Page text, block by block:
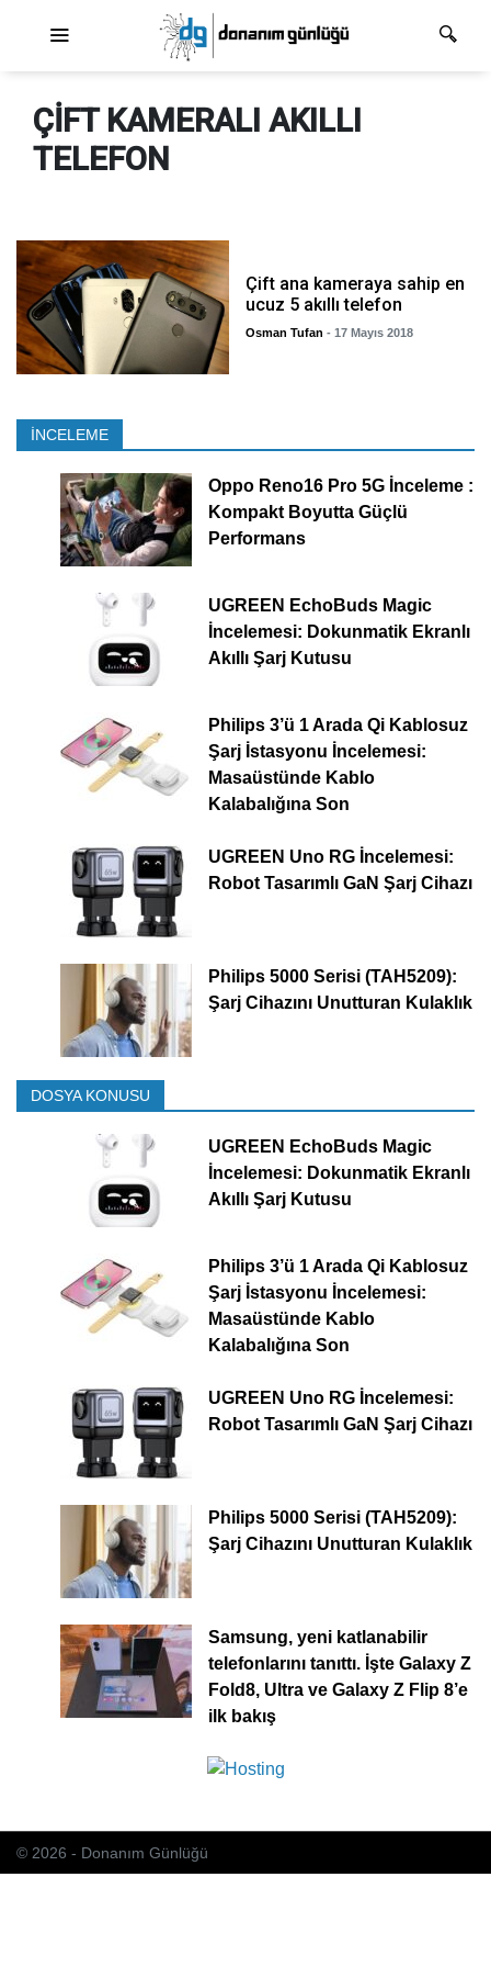
ÇIFT KAMERALI AKILLI
TELEFON
Çift ana kameraya sahip en
ucuz 5 akıllı telefon
Osman Tufan - 17 Mayıs 2018
İNCELEME
Oppo Reno16 Pro 5G İnceleme :
Kompakt Boyutta Güçlü
Performans
UGREEN EchoBuds Magic
İncelemesi: Dokunmatik Ekranlı
Akıllı Şarj Kutusu
Philips 3’ü 1 Arada Qi Kablosuz
Şarj İstasyonu İncelemesi:
Masaüstünde Kablo
Kalabalığına Son
UGREEN Uno RG İncelemesi:
Robot Tasarımlı GaN Şarj Cihazı
Philips 5000 Serisi (TAH5209):
Şarj Cihazını Unutturan Kulaklık
DOSYA KONUSU
UGREEN EchoBuds Magic
İncelemesi: Dokunmatik Ekranlı
Akıllı Şarj Kutusu
Philips 3’ü 1 Arada Qi Kablosuz
Şarj İstasyonu İncelemesi:
Masaüstünde Kablo
Kalabalığına Son
UGREEN Uno RG İncelemesi:
Robot Tasarımlı GaN Şarj Cihazı
Philips 5000 Serisi (TAH5209):
Şarj Cihazını Unutturan Kulaklık
Samsung, yeni katlanabilir
telefonlarını tanıttı. İşte Galaxy Z
Fold8, Ultra ve Galaxy Z Flip 8’e
ilk bakış
© 2026 - Donanım Günlüğü